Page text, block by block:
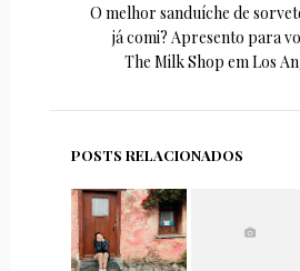
O melhor sanduíche de
já comi? Apresento para
The Milk Shop em Los
POSTS RELACIONADOS